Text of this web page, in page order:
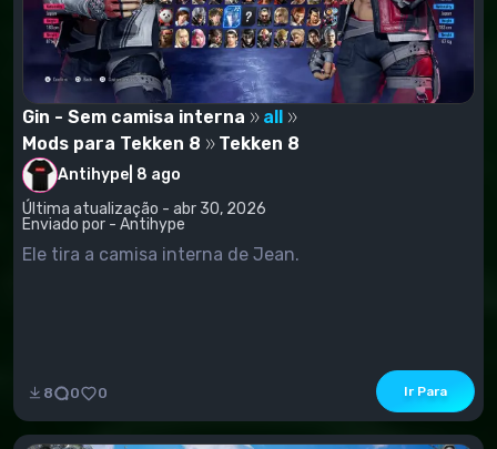
Gin - Sem camisa interna
all
Mods para Tekken 8
Tekken 8
Antihype 8 ago
Última atualização - abr 30, 2026
Enviado por - Antihype
Ele tira a camisa interna de Jean.
8 0 0 Ir Para